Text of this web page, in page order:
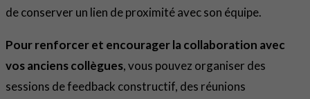
de conserver un lien de proximité avec son équipe.
Pour renforcer et encourager la collaboration avec
vos anciens collègues, vous pouvez organiser des
sessions de feedback constructif, des réunions